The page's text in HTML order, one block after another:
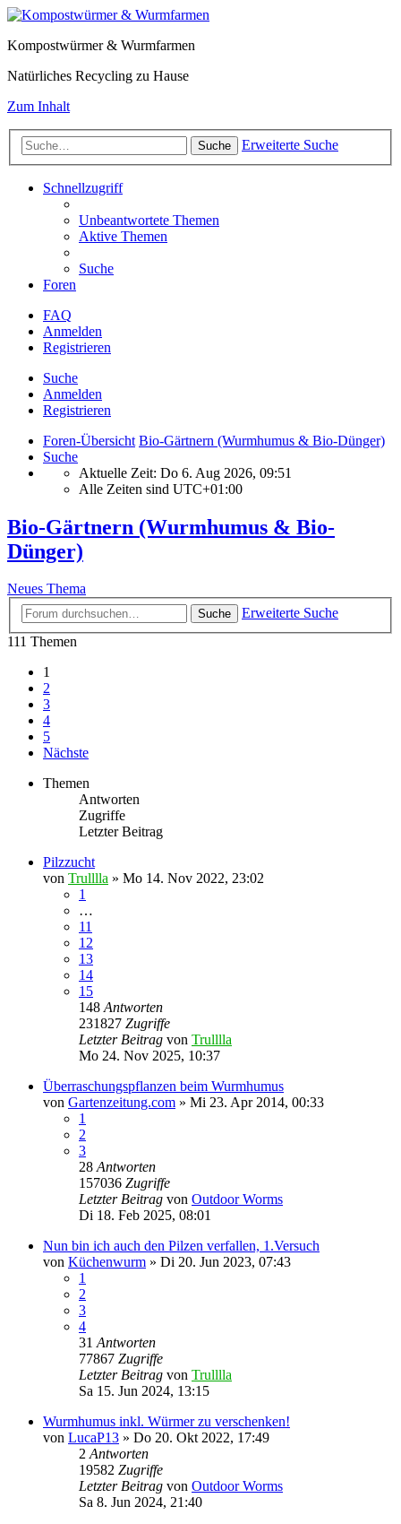
Kompostwürmer & Wurmfarmen
Natürliches Recycling zu Hause
Zum Inhalt
Suche Erweiterte Suche
Schnellzugriff
Unbeantwortete Themen
Aktive Themen
Suche
Foren
FAQ
Anmelden
Registrieren
Suche
Anmelden
Registrieren
Foren-Übersicht Bio-Gärtnern (Wurmhumus & Bio-Dünger)
Suche
Aktuelle Zeit: Do 6. Aug 2026, 09:51
Alle Zeiten sind UTC+01:00
Bio-Gärtnern (Wurmhumus & Bio-
Dünger)
Neues Thema
Suche
Erweiterte Suche
111 Themen
1
2
3
4
5
Nächste
Themen
Antworten
Zugriffe
Letzter Beitrag
Pilzzucht
von Trulllla » Mo 14. Nov 2022, 23:02
1
…
11
12
13
14
15
148 Antworten
231827 Zugriffe
Letzter Beitrag von Trulllla
Mo 24. Nov 2025, 10:37
Überraschungspflanzen beim Wurmhumus
von Gartenzeitung.com » Mi 23. Apr 2014, 00:33
1
2
3
28 Antworten
157036 Zugriffe
Letzter Beitrag von Outdoor Worms
Di 18. Feb 2025, 08:01
Nun bin ich auch den Pilzen verfallen, 1.Versuch
von Küchenwurm » Di 20. Jun 2023, 07:43
1
2
3
4
31 Antworten
77867 Zugriffe
Letzter Beitrag von Trulllla
Sa 15. Jun 2024, 13:15
Wurmhumus inkl. Würmer zu verschenken!
von LucaP13 » Do 20. Okt 2022, 17:49
2 Antworten
19582 Zugriffe
Letzter Beitrag von Outdoor Worms
Sa 8. Jun 2024, 21:40